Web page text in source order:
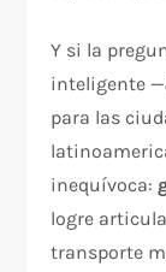
Y si la
inteligente
para las
inequívoca:
logre
transporte